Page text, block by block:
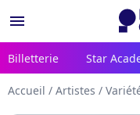
menu
Billetterie Star
Accueil / Artistes /